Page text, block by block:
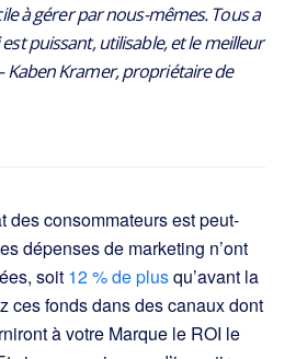
à gérer par nous-mêmes. Tous a
puissant, utilisable, et le meilleur
Kaben Kramer, propriétaire de
des consommateurs est peut-
dépenses de marketing n’ont
soit 12 % de plusqu’avant la
ces fonds dans des canaux dont
à votre Marque le ROI le